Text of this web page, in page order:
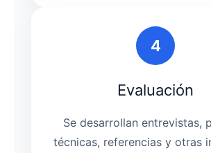
4
Evaluación
Se desarrollan entrevistas,
técnicas, referencias y otras